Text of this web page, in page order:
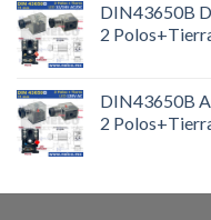
DIN43650B
2
DIN43650B
2